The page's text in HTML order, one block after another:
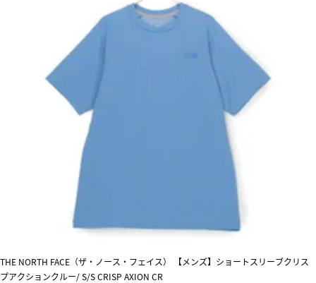
THE NORTH FACE（ザ・ノース・フェイス） 【メンズ】ショートスリーブクリス
プアクションクルー/ S/S CRISP AXION CR